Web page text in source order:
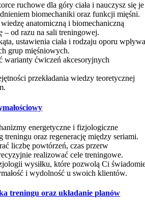
ruchowe dla góry ciała i nauczysz się je
biomechaniki oraz funkcji mięśni.
anatomiczną i biomechaniczną
– od razu na sali treningowej.
ustawienia ciała i rodzaju oporu
grup mięśniowych.
warianty ćwiczeń akcesoryjnych
przekładania wiedzy teoretycznej
energetyczne i fizjologiczne
treningu oraz regenerację między seriami.
liczbę powtórzeń, czas przerw
realizować cele treningowe.
wysiłku, które pozwolą Ci
i wydolność u swoich klientów.
treningu oraz układanie planów